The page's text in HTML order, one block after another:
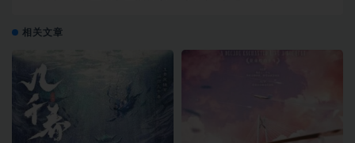
相关文章